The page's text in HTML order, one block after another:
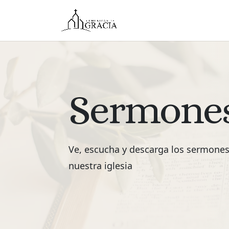
Ve, escucha y descarga los
nuestra iglesia